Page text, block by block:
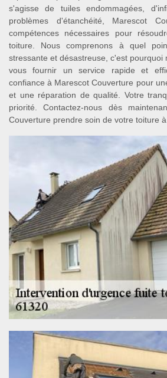
s'agisse de tuiles endommagées,
problèmes d'étanchéité, Marescot
compétences nécessaires pour
toiture. Nous comprenons à quel
stressante et désastreuse, c'est pourquoi
vous fournir un service rapide et
confiance à Marescot Couverture pour
et une réparation de qualité. Votre
priorité. Contactez-nous dès
Couverture prendre soin de votre toiture